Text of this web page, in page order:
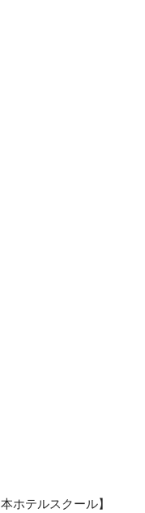
ホテルスクール】